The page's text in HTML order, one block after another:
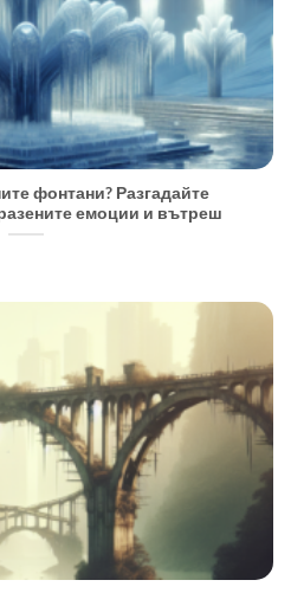
фонтани? Разгадайте
емоции и вътреш